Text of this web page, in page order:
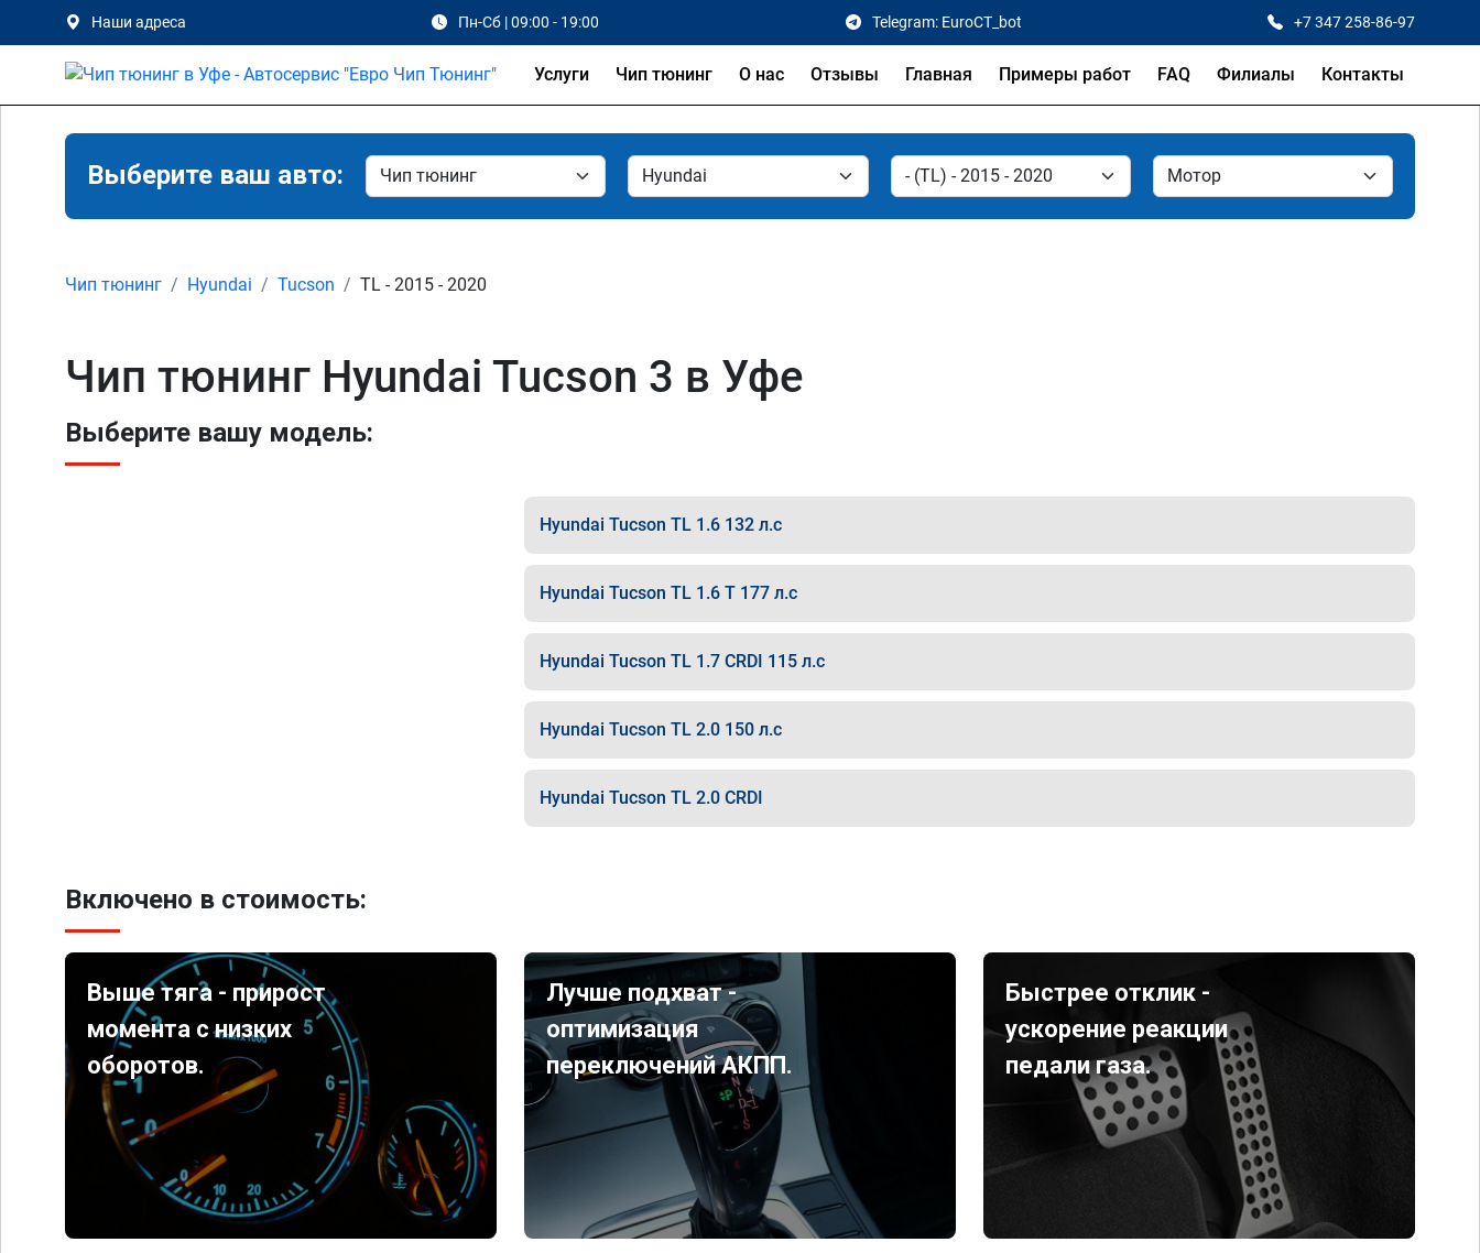
Наши адреса Пн-Сб | 09:00 - 19:00 Telegram: EuroCT_bot +7 347 258-86-97
Услуги Чип тюнинг О нас Отзывы Главная Примеры работ FAQ Филиалы Контакты
Выберите ваш авто:
Чип тюнинг Hyundai Tucson TL - 2015 - 2020
Чип тюнинг Hyundai Tucson 3 в Уфе
Выберите вашу модель:
Hyundai Tucson TL 1.6 132 л.с
Hyundai Tucson TL 1.6 T 177 л.с
Hyundai Tucson TL 1.7 CRDI 115 л.с
Hyundai Tucson TL 2.0 150 л.с
Hyundai Tucson TL 2.0 CRDI
Включено в стоимость:
Выше тяга - прирост
момента с низких
оборотов.
Лучше подхват -
оптимизация
переключений АКПП.
Быстрее отклик -
ускорение реакции
педали газа.